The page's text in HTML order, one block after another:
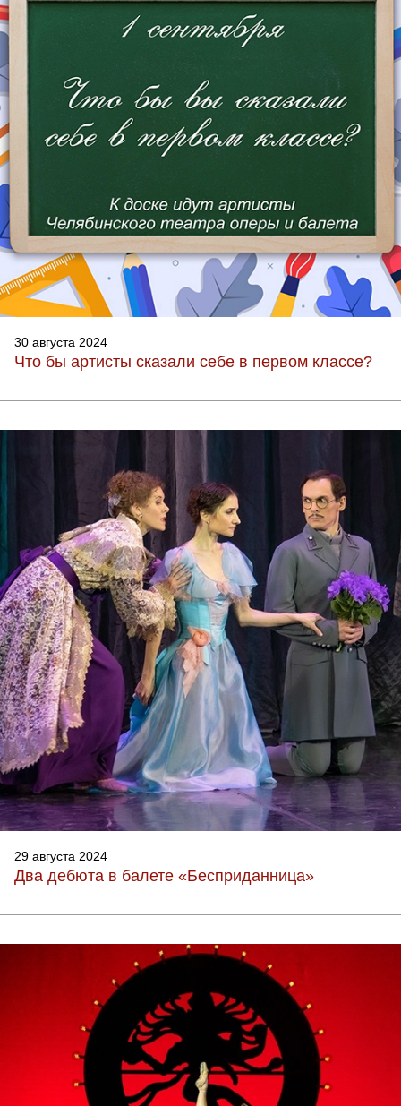
30 августа 2024
Что бы артисты сказали себе в первом классе?
29 августа 2024
Два дебюта в балете «Бесприданница»